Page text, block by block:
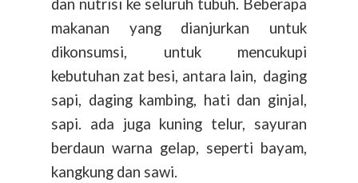
dan nutrisi ke seluruh tubuh. Beberapa
makanan yang dianjurkan untuk
dikonsumsi, untuk mencukupi
kebutuhan zat besi, antara lain, daging
sapi, daging kambing, hati dan ginjal,
sapi. ada juga kuning telur, sayuran
berdaun warna gelap, seperti bayam,
kangkung dan sawi.